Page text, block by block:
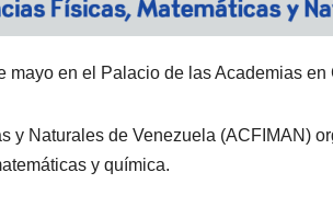
mayo en el Palacio de las Academias en
y Naturales de Venezuela (ACFIMAN)
y química.